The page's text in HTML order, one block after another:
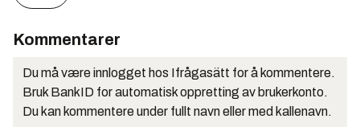
Kommentarer
Du må være innlogget hos Ifrågasätt for å kommentere.
Bruk BankID for automatisk oppretting av brukerkonto.
Du kan kommentere under fullt navn eller med kallenavn.